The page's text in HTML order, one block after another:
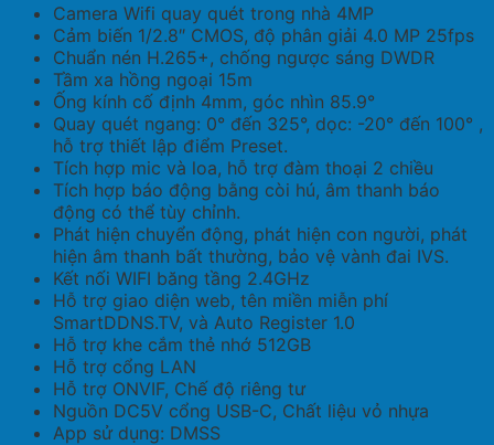
Camera Wifi quay quét trong nhà 4MP
Cảm biến 1/2.8″ CMOS, độ phân giải 4.0 MP 25fps
Chuẩn nén H.265+, chống ngược sáng DWDR
Tầm xa hồng ngoại 15m
Ống kính cố định 4mm, góc nhìn 85.9°
Quay quét ngang: 0° đến 325°, dọc: -20° đến 100° ,
hỗ trợ thiết lập điểm Preset.
Tích hợp mic và loa, hỗ trợ đàm thoại 2 chiều
Tích hợp báo động bằng còi hú, âm thanh báo
động có thể tùy chỉnh.
Phát hiện chuyển động, phát hiện con người, phát
hiện âm thanh bất thường, bảo vệ vành đai IVS.
Kết nối WIFI băng tầng 2.4GHz
Hỗ trợ giao diện web, tên miền miễn phí
SmartDDNS.TV, và Auto Register 1.0
Hỗ trợ khe cắm thẻ nhớ 512GB
Hỗ trợ cổng LAN
Hỗ trợ ONVIF, Chế độ riêng tư
Nguồn DC5V cổng USB-C, Chất liệu vỏ nhựa
App sử dụng: DMSS